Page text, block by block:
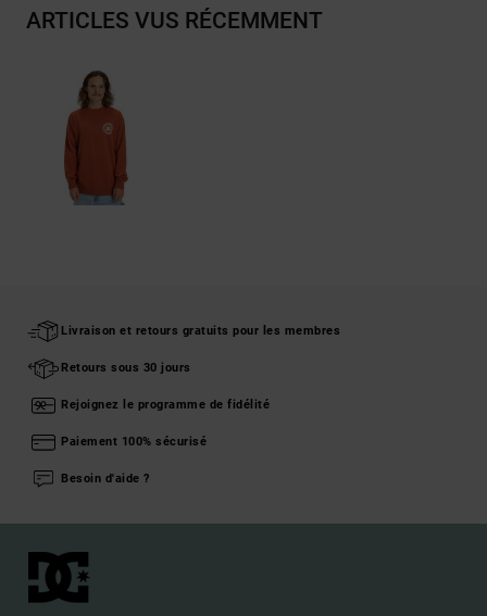
ARTICLES VUS RÉCEMMENT
Livraison et retours gratuits pour les membres
Retours sous 30 jours
Rejoignez le programme de fidélité
Paiement 100% sécurisé
Besoin d'aide ?